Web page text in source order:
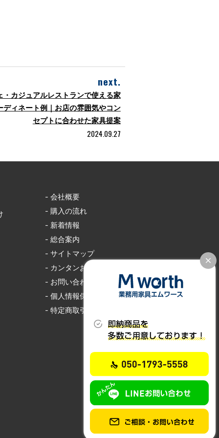
next.
・カジュアルレストランで使える家
ディネート例｜お店の雰囲気やコン
セプトに合わせた家具提案
2024.09.27
- 会社概要
- 購入の流れ
- 新着情報
- 総合案内
- サイトマップ
- カンタンお見積り
- お問い合わせ
- 個人情報保護
- 特定商取引